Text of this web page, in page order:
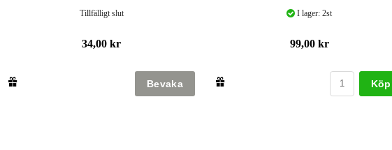
Tillfälligt slut
34,00 kr
I lager: 2st
99,00 kr
Köp